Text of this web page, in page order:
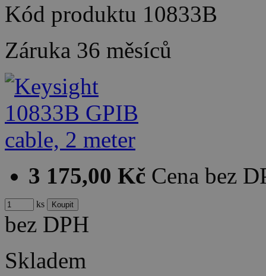
Kód produktu 10833B
Záruka 36 měsíců
3 175,00 Kč Cena bez
ks
bez DPH
Skladem